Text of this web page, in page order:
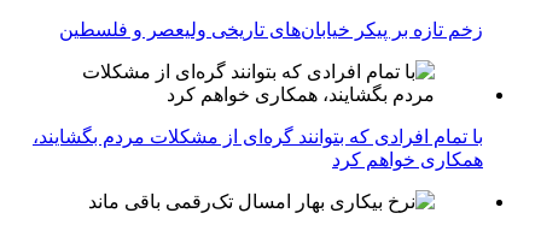
زخم تازه بر پیکر خیابان‌های تاریخی ولیعصر و فلسطین
با تمام افرادی که بتوانند گره‌ای از مشکلات مردم بگشایند،
همکاری خواهم کرد